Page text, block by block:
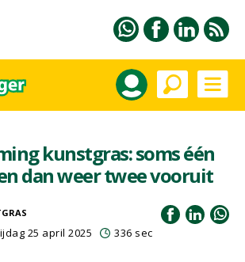
kunstgras: soms één
dan weer twee vooruit
25 april 2025 336 sec